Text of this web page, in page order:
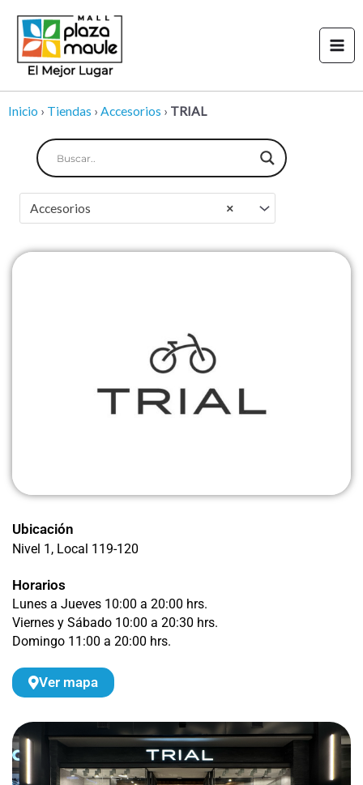
contenido
Inicio › Tiendas › Accesorios › TRIAL
×
Accesorios
Ubicación
Nivel 1 , Local 119-120
Horarios
Lunes a Jueves 10:00 a 20:00 hrs.
Viernes y Sábado 10:00 a 20:30 hrs.
Domingo 11:00 a 20:00 hrs.
Ver mapa